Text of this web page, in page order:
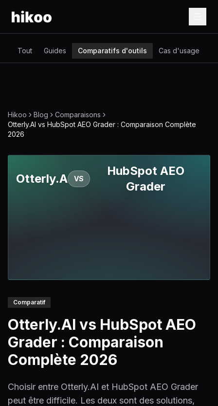
Tout Guides Comparatifs d'outils Cas d'usage
Hikoo Blog
Comparaisons
Otterly.AI vs HubSpot AEO Grader : Comparaison Complète
2026
Otterly.AI VS
HubSpot AEO
Grader
Comparatif
Otterly.AI vs HubSpot AEO
Grader : Comparaison
Complète 2026
Choisir entre Otterly.AI et HubSpot AEO Grader
peut être difficile. Les deux sont des solutions,